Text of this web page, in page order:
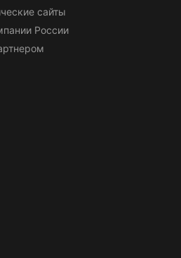
сайты
России